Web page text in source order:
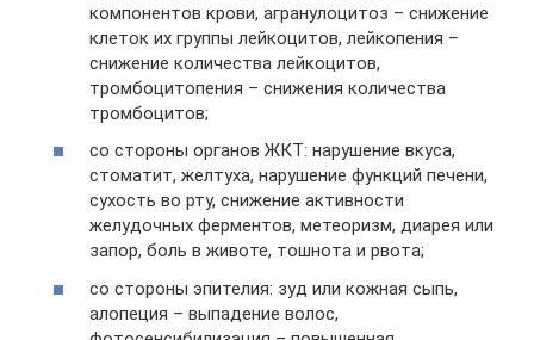
компонентов крови, агранулоцитоз – снижение
клеток их группы лейкоцитов, лейкопения –
снижение количества лейкоцитов,
тромбоцитопения – снижения количества
тромбоцитов;
со стороны органов ЖКТ: нарушение вкуса,
стоматит, желтуха, нарушение функций печени,
сухость во рту, снижение активности
желудочных ферментов, метеоризм, диарея или
запор, боль в животе, тошнота и рвота;
со стороны эпителия: зуд или кожная сыпь,
алопеция – выпадение волос,